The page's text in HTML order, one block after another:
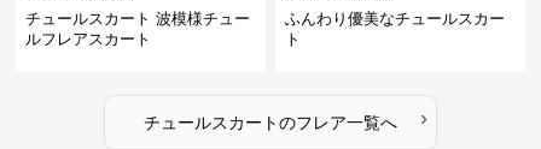
チュールスカート 波模様チュー
ルフレアスカート
ふんわり優美なチュールスカー
ト
チュールスカートのフレア一覧へ ›